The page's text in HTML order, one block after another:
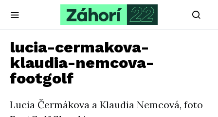
lucia-cermakova-
klaudia-nemcova-
footgolf
Lucia Čermákova a Klaudia Nemcová, foto